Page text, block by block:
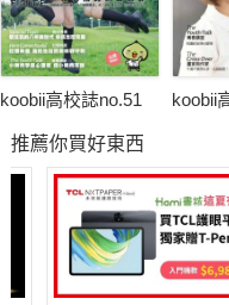
koobii高校誌no.51 koobii
推薦你買好東西